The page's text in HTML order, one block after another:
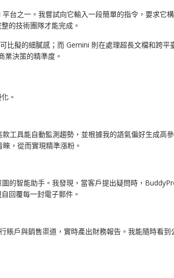
平台之一。我嘗試向它輸入一段簡單的指令，要求它
的技術團隊才能完成。
比擬的細膩感；而 Gemini 則在處理超長文檔和跨平
業決策的精準度。
。
工具能自動監測趨勢，並根據我的語氣偏好生成高
，從而實現精準漲粉。
的智能助手。我發現，當客戶提出疑問時，
回覆每一封電子郵件。
戶與銷售渠道，實時產出財務報告。我能隨時看到